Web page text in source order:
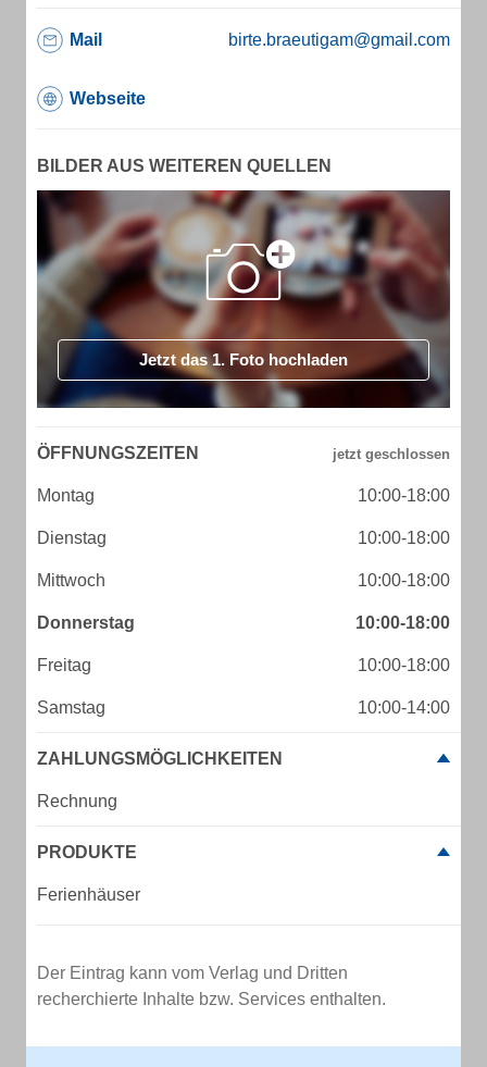
Mail birte.braeutigam@gmail.com
Webseite
BILDER AUS WEITEREN QUELLEN
Jetzt das 1. Foto hochladen
ÖFFNUNGSZEITEN
Montag 10:00-18:00
Dienstag 10:00-18:00
Mittwoch 10:00-18:00
Donnerstag 10:00-18:00
Freitag 10:00-18:00
Samstag 10:00-14:00
ZAHLUNGSMÖGLICHKEITEN
Rechnung
PRODUKTE
Ferienhäuser
Der Eintrag kann vom Verlag und Dritten
recherchierte Inhalte bzw. Services enthalten.